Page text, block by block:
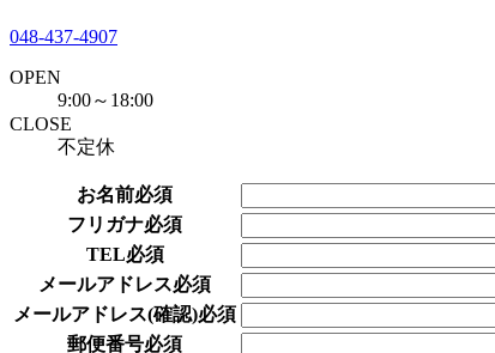
048-437-4907
OPEN
9:00～18:00
CLOSE
不定休
お名前必須
フリガナ必須
TEL必須
メールアドレス必須
メールアドレス(確認)必須
郵便番号必須